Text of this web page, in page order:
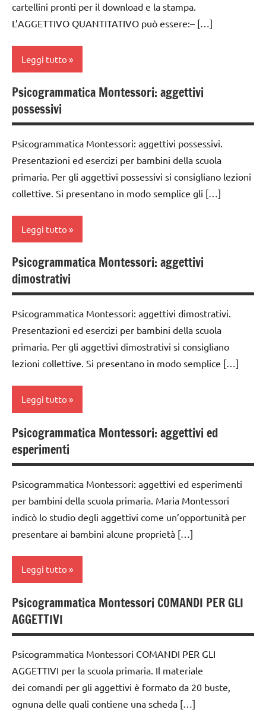
GUIDA
DIDATTICA
italiano
MONTESSORI
materiale
Montessori
psicogrammatica
TUTTI GLI
ARGOMENTI
PER ETA'
TUTTI GLI
ARTICOLI
classe
2a
3a
dai
anni
DIDATTICA
MONTESSORI
LINGUAGGIO
MONTESSORI
psicogrammatica
TUTTI GLI
ARGOMENTI
PER ETA'
TUTTI GLI
ARTICOLI
cartellini pronti per il download e la stampa.
L’AGGETTIVO QUANTITATIVO può essere:– […]
Leggi tutto
analisi
grammaticale
Montessori
classe
1a
classe
2a
3a
dai
6
anni
GUIDA
DIDATTICA
MONTESSORI
LINGUAGGIO
materiale
didattico
Montessori
psicogrammatica
ARGOMENTI
PER ETA'
TUTTI GLI
ARTICOLI
Psicogrammatica Montessori: aggettivi
possessivi
Psicogrammatica Montessori: aggettivi possessivi.
Presentazioni ed esercizi per bambini della scuola
primaria. Per gli aggettivi possessivi si consigliano lezioni
collettive. Si presentano in modo semplice gli […]
Leggi tutto
analisi
grammaticale
Montessori
classe
1a
classe
2a
3a
dai
6
anni
DIDATTICA
MONTESSORI
LINGUAGGIO
psicogrammatica
TUTTI GLI
ARGOMENTI
PER ETA'
TUTTI GLI
ARTICOLI
Psicogrammatica Montessori: aggettivi
dimostrativi
Psicogrammatica Montessori: aggettivi dimostrativi.
Presentazioni ed esercizi per bambini della scuola
primaria. Per gli aggettivi dimostrativi si consigliano
lezioni collettive. Si presentano in modo semplice […]
Leggi tutto
analisi
grammaticale
Montessori
classe
1a
classe
2a
3a
dai
6
anni
DIDATTICA
MONTESSORI
LINGUAGGIO
MONTESSORI
Psicogrammatica Montessori: aggettivi ed
esperimenti
Psicogrammatica Montessori: aggettivi ed esperimenti
per bambini della scuola primaria. Maria Montessori
indicò lo studio degli aggettivi come un’opportunità per
presentare ai bambini alcune proprietà […]
Leggi tutto
analisi
grammaticale
Montessori
classe
1a
classe
2a
Psicogrammatica Montessori COMANDI PER GLI
AGGETTIVI
Psicogrammatica Montessori COMANDI PER GLI
AGGETTIVI per la scuola primaria. Il materiale
dei comandi per gli aggettivi è formato da 20 buste,
ognuna delle quali contiene una scheda […]